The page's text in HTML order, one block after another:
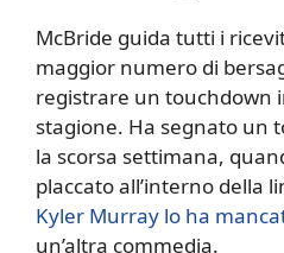
McBride guida tutti i
maggior numero di
registrare un touchdown
stagione. Ha segnato un
la scorsa settimana,
placcato all’interno della
Kyler Murray lo ha
un’altra commedia.